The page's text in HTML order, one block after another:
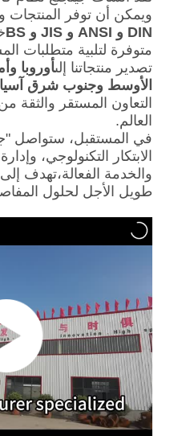
ويمكن أن توفر المنتجات
DIN و ANSI و JIS و BS
متوفرة لتلبية متطلبات
تصدير منتجاتنا إلىأوروبا
الأوسط وجنوب شرق
التعاون المستقر والثقة
العالم.
في المستقبل، ستواصل
الابتكار التكنولوجي،
والخدمة الفعالة،تهدف
طويل الأجل لحلول